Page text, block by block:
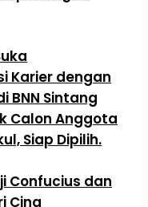
Karier dengan
BNN Sintang
Calon Anggota
Siap Dipilih.
Confucius dan
Cina